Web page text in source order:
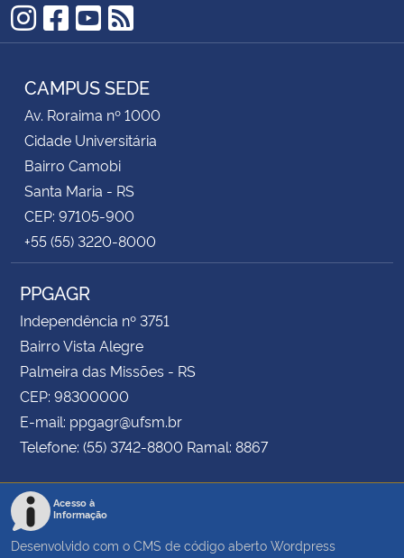
Instagram
Facebook
YouTube
RSS
CAMPUS SEDE
Av. Roraima nº 1000
Cidade Universitária
Bairro Camobi
Santa Maria - RS
CEP: 97105-900
+55 (55) 3220-8000
PPGAGR
Independência nº 3751
Bairro Vista Alegre
Palmeira das Missões - RS
CEP: 98300000
E-mail: ppgagr@ufsm.br
Telefone: (55) 3742-8800 Ramal: 8867
Acesso à
Informação
Desenvolvido com o CMS de código aberto Wordpress